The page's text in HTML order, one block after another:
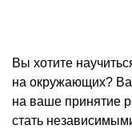
Вы хотите
на окружающих?
на ваше принятие
стать